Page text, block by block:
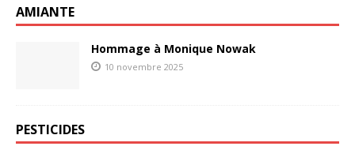
AMIANTE
Hommage à Monique Nowak
10 novembre 2025
PESTICIDES